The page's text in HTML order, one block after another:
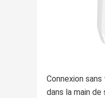
Connexion
dans la main de